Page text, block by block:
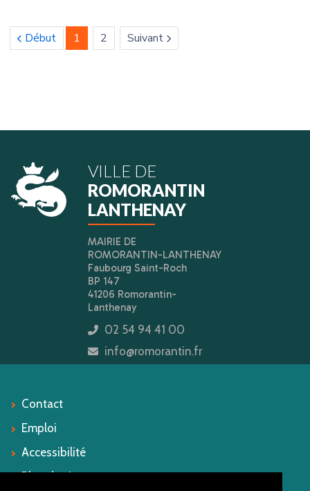
icon
Début 1 (current)
2 Suivant icon
VILLE DE
ROMORANTIN
LANTHENAY
MAIRIE DE
ROMORANTIN-LANTHENAY
Faubourg Saint-Roch
BP 147
41206 Romorantin-
Lanthenay
icon
02 54 94 41 00
icon
info@romorantin.fr
Contact
Emploi
Accessibilité
Plan du site